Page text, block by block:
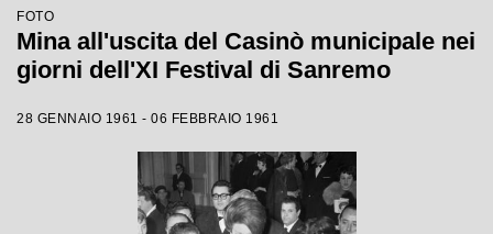
FOTO
Mina all'uscita del Casinò municipale nei
giorni dell'XI Festival di Sanremo
28 GENNAIO 1961 - 06 FEBBRAIO 1961